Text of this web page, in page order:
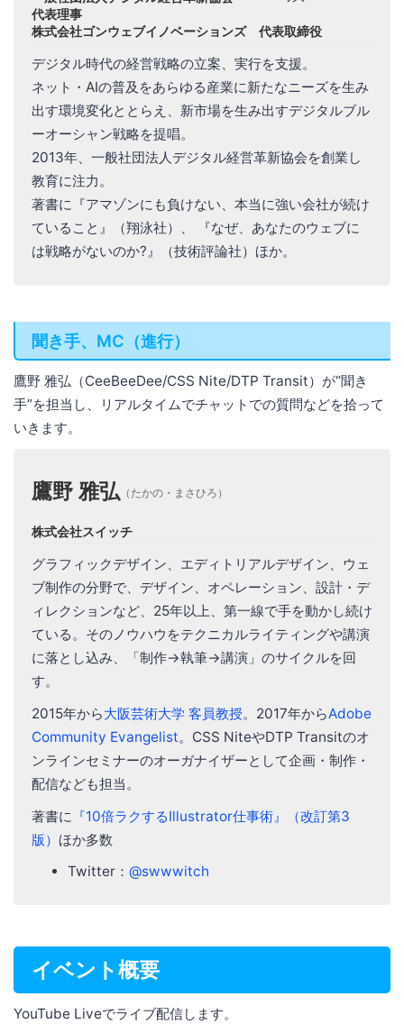
代表理事
株式会社ゴンウェブイノベーションズ 代表取締役
デジタル時代の経営戦略の立案、実行を支援。
ネット・AIの普及をあらゆる産業に新たなニーズを生み
出す環境変化ととらえ、新市場を生み出すデジタルブル
ーオーシャン戦略を提唱。
2013年、一般社団法人デジタル経営革新協会を創業し
教育に注力。
著書に『アマゾンにも負けない、本当に強い会社が続け
ていること』（翔泳社）、 『なぜ、あなたのウェブに
は戦略がないのか?』（技術評論社）ほか。
聞き手、MC（進行）
鷹野 雅弘（CeeBeeDee/CSS Nite/DTP Transit）が“聞き
手”を担当し、リアルタイムでチャットでの質問などを拾って
いきます。
鷹野 雅弘 （たかの・まさひろ）
株式会社スイッチ
グラフィックデザイン、エディトリアルデザイン、ウェ
ブ制作の分野で、デザイン、オペレーション、設計・デ
ィレクションなど、25年以上、第一線で手を動かし続け
ている。そのノウハウをテクニカルライティングや講演
に落とし込み、「制作→執筆→講演」のサイクルを回
す。
2015年から大阪芸術大学 客員教授。2017年からAdobe
Community Evangelist。CSS NiteやDTP Transitのオ
ンラインセミナーのオーガナイザーとして企画・制作・
配信なども担当。
著書に 『10倍ラクするIllustrator仕事術』（改訂第3
版） ほか多数
Twitter： @swwwitch
イベント概要
YouTube Liveでライブ配信します。